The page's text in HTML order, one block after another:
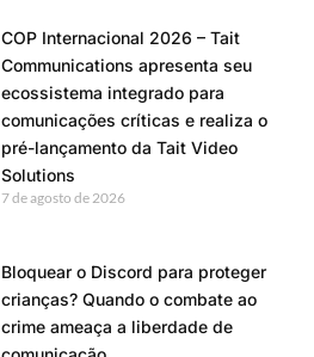
COP Internacional 2026 – Tait
Communications apresenta seu
ecossistema integrado para
comunicações críticas e realiza o
pré-lançamento da Tait Video
Solutions
7 de agosto de 2026
Bloquear o Discord para proteger
crianças? Quando o combate ao
crime ameaça a liberdade de